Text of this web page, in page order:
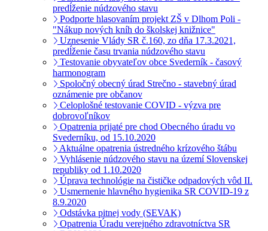
predĺženie núdzového stavu
Podporte hlasovaním projekt ZŠ v Dlhom Poli -
"Nákup nových kníh do školskej knižnice"
Uznesenie Vlády SR č.160, zo dňa 17.3.2021,
predĺženie času trvania núdzového stavu
Testovanie obyvateľov obce Svederník - časový
harmonogram
Spoločný obecný úrad Strečno - stavebný úrad
oznámenie pre občanov
Celoplošné testovanie COVID - výzva pre
dobrovoľníkov
Opatrenia prijaté pre chod Obecného úradu vo
Svederníku, od 15.10.2020
Aktuálne opatrenia ústredného krízového štábu
Vyhlásenie núdzového stavu na území Slovenskej
republiky od 1.10.2020
Úprava technológie na čističke odpadových vôd II.
Usmernenie hlavného hygienika SR COVID-19 z
8.9.2020
Odstávka pitnej vody (SEVAK)
Opatrenia Úradu verejného zdravotníctva SR